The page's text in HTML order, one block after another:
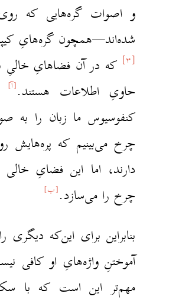
اصوات گره‌هایی که روی آن زده
گره‌هایِ کیپویِ پرویی
که در آن فضاهایِ خالیِ بینِ گره‌ها
اطلاعات هستند. همراه با
ما زبان را به صورتِ یک
می‌بینیم که پره‌هایش رو به مرکز
اما این فضایِ خالی است که
را می‌سازد.[ب]
برای این‌که دیگری را بفهمیم،
واژه‌هایِ او کافی نیست، بلکه
این است که با سکوت‌هایش